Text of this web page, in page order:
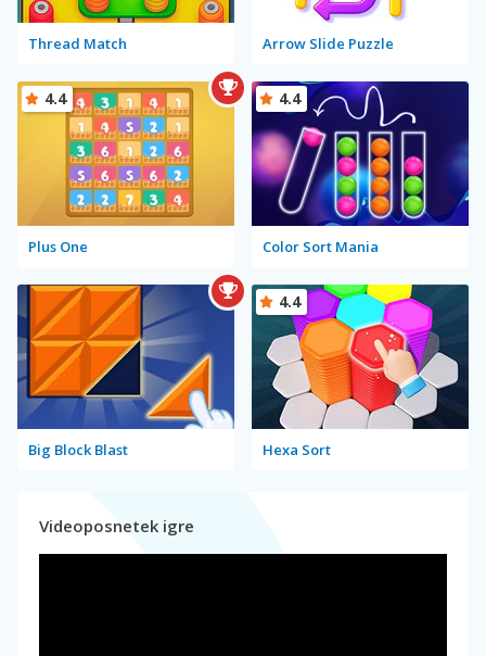
Thread Match Arrow Slide Puzzle
Plus One
4.4
Color Sort Mania
4.4
Big Block Blast Hexa Sort
4.4
Videoposnetek igre